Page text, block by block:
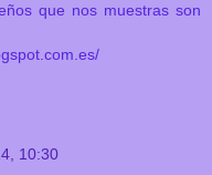
que nos muestras son
10:30